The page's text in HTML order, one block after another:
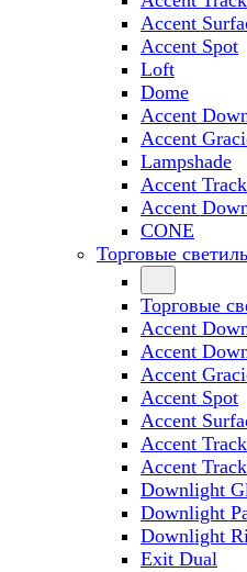
Accent
Accent Spot
Loft
Dome
Accent
Accent
Lampshade
Accent
Accent
CONE
Торговые
Торговые
Accent
Accent
Accent
Accent Spot
Accent
Accent
Accent
Downlight
Downlight
Downlight
Exit Dual